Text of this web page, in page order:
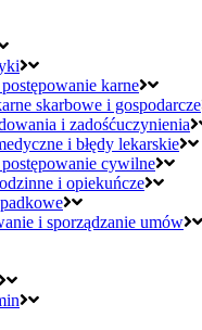
karne
skarbowe i gospodarcze
i zadośćuczynienia
i błędy lekarskie
cywilne
i opiekuńcze
i sporządzanie umów